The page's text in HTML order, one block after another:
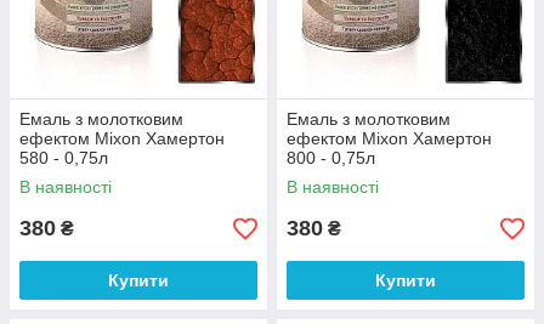
Емаль з молотковим
ефектом Mixon Хамертон
580 - 0,75л
В наявності
380 ₴
Купити
Емаль з молотковим
ефектом Mixon Хамертон
800 - 0,75л
В наявності
380 ₴
Купити